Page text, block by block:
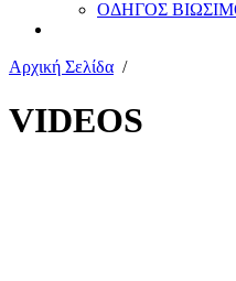
ΟΔΗΓΟΣ
Αρχική Σελίδα /
VIDEOS